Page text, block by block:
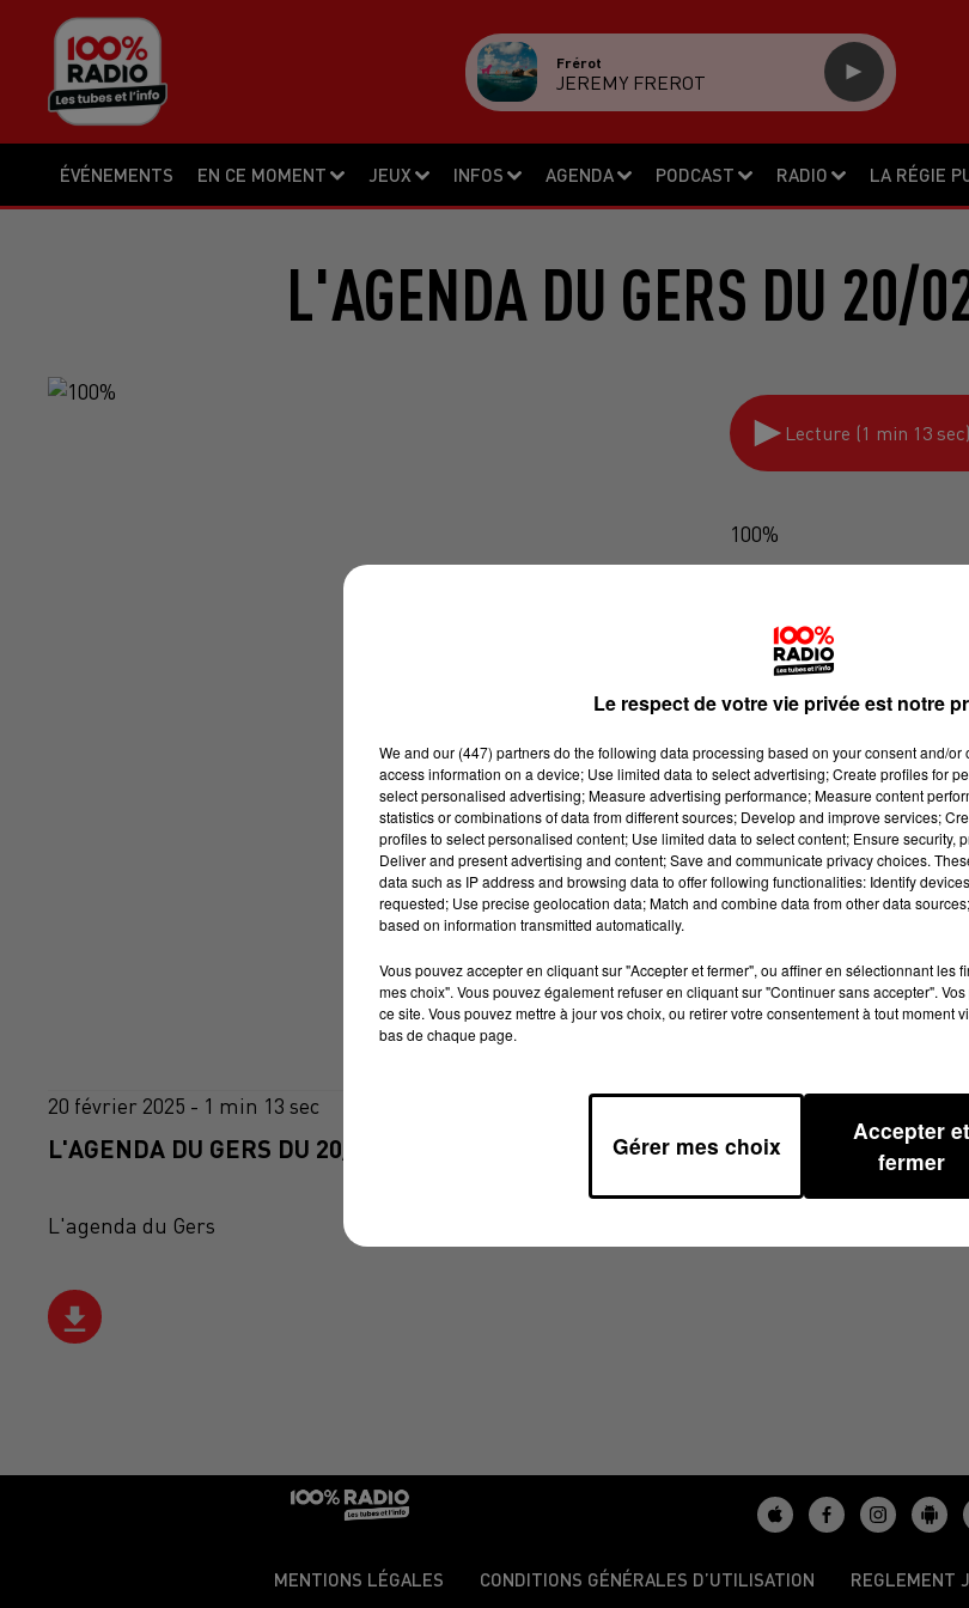
ÉVÉNEMENTS EN CE MOMENT JEUX INFOS AGENDA PODCAST RADIO LA RÉGIE
Frérot
JEREMY FREROT
L'AGENDA DU GERS DU 20/
Lecture (1 min 13 sec)
100%
20 février 2025 - 1 min 13 sec
L'AGENDA DU GERS DU 20/02/2025 À 13H34
L'agenda du Gers
MENTIONS LÉGALES CONDITIONS GÉNÉRALES D’UTILISATION REGLEMENT
Le respect de votre vie privée est notre
We and our (447) partnersdo the following data processing based on your consent and/or
access information on a device; Use limited data to select advertising; Create profiles for
select personalised advertising; Measure advertising performance; Measure content
statistics or combinations of data from different sources; Develop and improve services;
profiles to select personalised content; Use limited data to select content; Ensure security,
Deliver and present advertising and content; Save and communicate privacy choices.
data such as IP address and browsing data to offer following functionalities: Identify
requested; Use precise geolocation data; Match and combine data from other data
based on information transmitted automatically.
Vous pouvez accepter en cliquant sur "Accepter et fermer", ou affiner en sélectionnant les
mes choix". Vous pouvez également refuser en cliquant sur "Continuer sans accepter".
ce site. Vous pouvez mettre à jour vos choix, ou retirer votre consentement à tout moment
bas de chaque page.
Gérer mes choix
Accepter et
fermer